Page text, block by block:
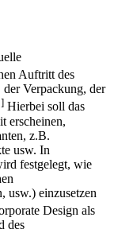
Auftritt des
Verpackung, der
Hierbei soll das
z.B.
usw. In
festgelegt, wie
usw.) einzusetzen
Design als